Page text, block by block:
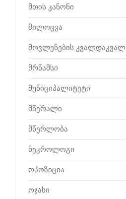
მთის კანონი
მილოცვა
მოვლენების კვალდაკვალ
მრწამსი
მუნიციპალიტეტი
მწერალი
მწერლობა
ნეკროლოგი
ოპოზიცია
ოჯახი